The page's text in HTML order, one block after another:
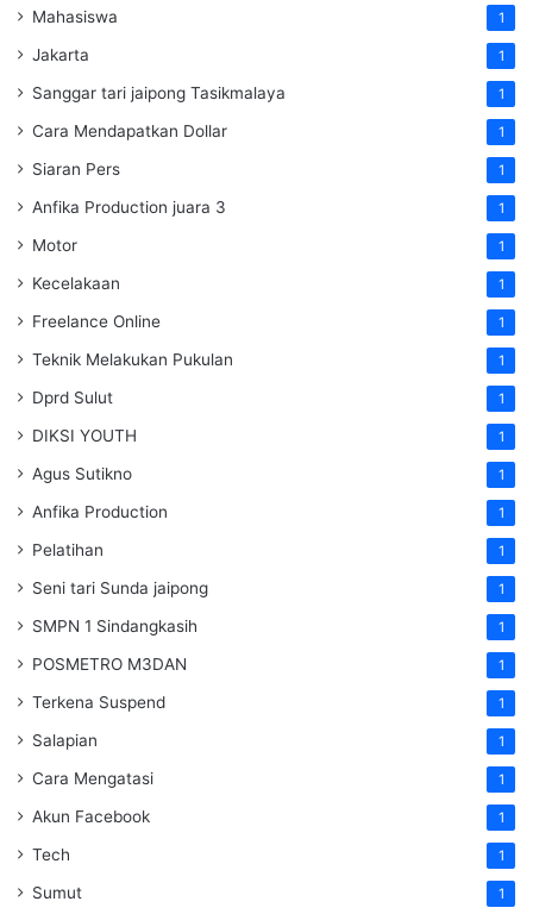
Mahasiswa 1
Jakarta 1
Sanggar tari jaipong Tasikmalaya 1
Cara Mendapatkan Dollar 1
Siaran Pers 1
Anfika Production juara 3 1
Motor 1
Kecelakaan 1
Freelance Online 1
Teknik Melakukan Pukulan 1
Dprd Sulut 1
DIKSI YOUTH 1
Agus Sutikno 1
Anfika Production 1
Pelatihan 1
Seni tari Sunda jaipong 1
SMPN 1 Sindangkasih 1
POSMETRO M3DAN 1
Terkena Suspend 1
Salapian 1
Cara Mengatasi 1
Akun Facebook 1
Tech 1
Sumut 1